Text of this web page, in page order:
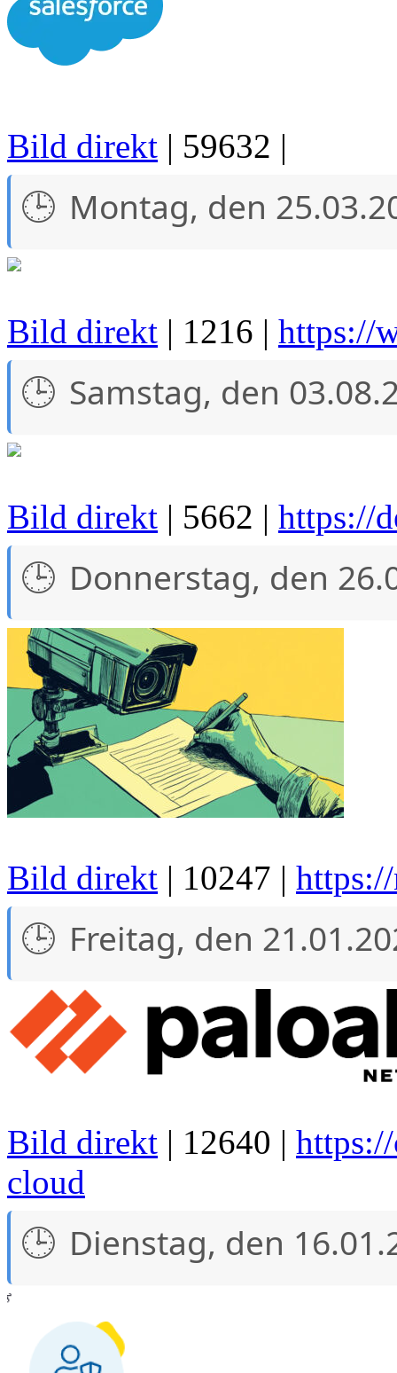
Bild direkt | 59632 |
Montag, den
Bild direkt | 1216 | https://
Samstag, den
Bild direkt | 5662 | https://
Donnerstag, den
Bild direkt | 10247 |
Freitag, den
Bild direkt | 12640 |
cloud
Dienstag, den